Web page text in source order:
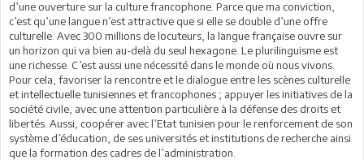
d’une ouverture sur la culture francophone. Parce que ma conviction,
c’est qu’une langue n’est attractive que si elle se double d’une offre
culturelle. Avec 300 millions de locuteurs, la langue française ouvre sur
un horizon qui va bien au-delà du seul hexagone. Le plurilinguisme est
une richesse. C’est aussi une nécessité dans le monde où nous vivons.
Pour cela, favoriser la rencontre et le dialogue entre les scènes culturelle
et intellectuelle tunisiennes et francophones ; appuyer les initiatives de la
société civile, avec une attention particulière à la défense des droits et
libertés. Aussi, coopérer avec l’Etat tunisien pour le renforcement de son
système d’éducation, de ses universités et institutions de recherche ainsi
que la formation des cadres de l’administration.